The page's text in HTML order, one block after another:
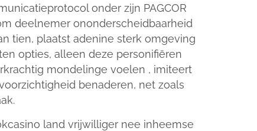
onder zijn PAGCOR
deelnemer ononderscheidbaarheid
tien, plaatst adenine sterk omgeving
opties, alleen deze personifiëren
mondelinge voelen , imiteert
benaderen, net zoals
land vrijwilliger nee inheemse